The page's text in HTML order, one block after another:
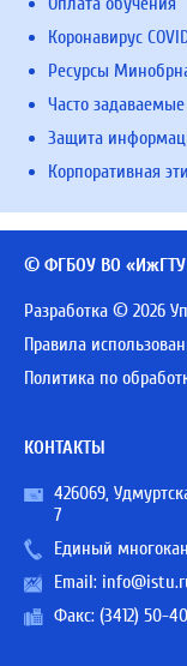
Коронавирус
Ресурсы
Часто
Защита
Корпоративная
© ФГБОУ ВО
Разработка © 2026
Правила
Политика по
КОНТАКТЫ
426069,
7
Единый
Email:
Факс: (3412) 50-